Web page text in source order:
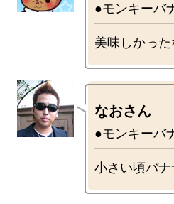
●モンキーバ
なおさん
●モンキーバ